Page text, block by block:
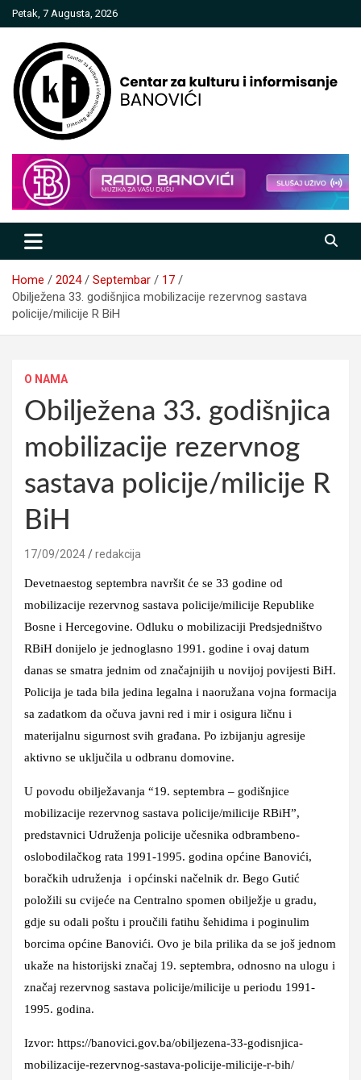
Skip
to
Petak, 7 Augusta, 2026
Centar za kulturu i informisanje
Banovići
Home 2024 Septembar
17
Obilježena 33. godišnjica mobilizacije rezervnog sastava
policije/milicije R BiH
O NAMA
Obilježena 33. godišnjica
mobilizacije rezervnog
sastava policije/milicije R
BiH
17/09/2024 redakcija
Devetnaestog septembra navršit će se 33 godine od
mobilizacije rezervnog sastava policije/milicije Republike
Bosne i Hercegovine. Odluku o mobilizaciji Predsjedništvo
RBiH donijelo je jednoglasno 1991. godine i ovaj datum
danas se smatra jednim od značajnijih u novijoj povijesti BiH.
Policija je tada bila jedina legalna i naoružana vojna formacija
sa zadatkom da očuva javni red i mir i osigura ličnu i
materijalnu sigurnost svih građana. Po izbijanju agresije
aktivno se uključila u odbranu domovine.
U povodu obilježavanja “19. septembra – godišnjice
mobilizacije rezervnog sastava policije/milicije RBiH”,
predstavnici Udruženja policije učesnika odbrambeno-
oslobodilačkog rata 1991-1995. godina općine Banovići,
boračkih udruženja i općinski načelnik dr. Bego Gutić
položili su cvijeće na Centralno spomen obilježje u gradu,
gdje su odali poštu i proučili fatihu šehidima i poginulim
borcima općine Banovići. Ovo je bila prilika da se još jednom
ukaže na historijski značaj 19. septembra, odnosno na ulogu i
značaj rezervnog sastava policije/milicije u periodu 1991-
1995. godina.
Izvor: https://banovici.gov.ba/obiljezena-33-godisnjica-
mobilizacije-rezervnog-sastava-policije-milicije-r-bih/